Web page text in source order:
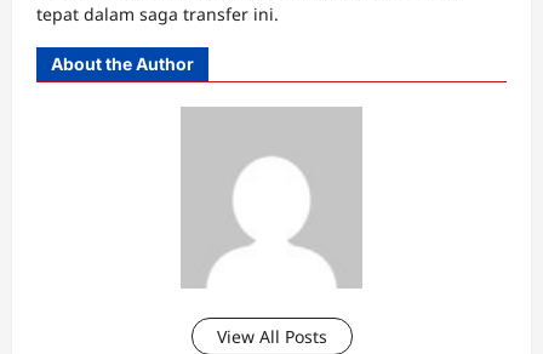
tepat dalam saga transfer ini.
About the Author
View All Posts